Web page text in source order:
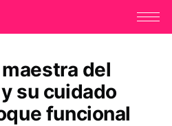
del
su cuidado
funcional